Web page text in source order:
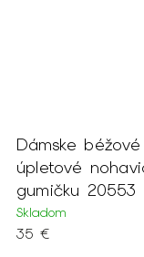
Dámske béžové
úpletové
gumičku 20553
Skladom
35 €